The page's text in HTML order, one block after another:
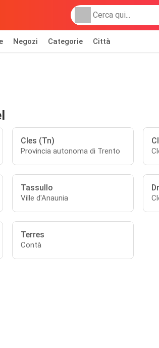
Negozi Categorie Città
Cles (Tn)
Provincia autonoma di Trento
Tassullo
Ville d'Anaunia
Terres
Contà